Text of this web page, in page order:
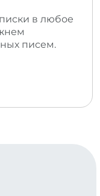
в любое
писем.